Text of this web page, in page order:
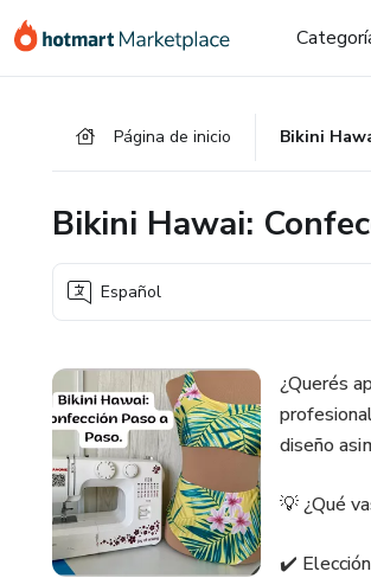
Página de inicio
Bikini Hawai:
Español
¿Querés
diseño
💡 ¿Qué
✔️